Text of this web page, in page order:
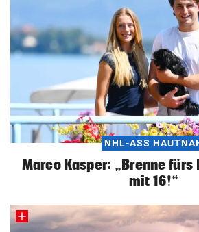
NHL-ASS
Marco Kasper: „Brenne
mit 16!“